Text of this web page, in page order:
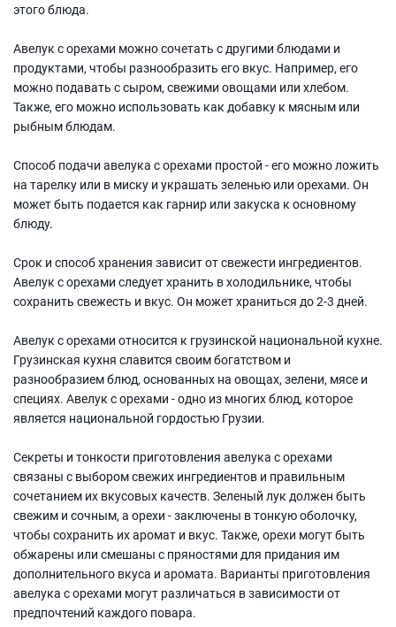
этого блюда.
Авелук с орехами можно сочетать с другими блюдами и
продуктами, чтобы разнообразить его вкус. Например, его
можно подавать с сыром, свежими овощами или хлебом.
Также, его можно использовать как добавку к мясным или
рыбным блюдам.
Способ подачи авелука с орехами простой - его можно ложить
на тарелку или в миску и украшать зеленью или орехами. Он
может быть подается как гарнир или закуска к основному
блюду.
Срок и способ хранения зависит от свежести ингредиентов.
Авелук с орехами следует хранить в холодильнике, чтобы
сохранить свежесть и вкус. Он может храниться до 2-3 дней.
Авелук с орехами относится к грузинской национальной кухне.
Грузинская кухня славится своим богатством и
разнообразием блюд, основанных на овощах, зелени, мясе и
специях. Авелук с орехами - одно из многих блюд, которое
является национальной гордостью Грузии.
Секреты и тонкости приготовления авелука с орехами
связаны с выбором свежих ингредиентов и правильным
сочетанием их вкусовых качеств. Зеленый лук должен быть
свежим и сочным, а орехи - заключены в тонкую оболочку,
чтобы сохранить их аромат и вкус. Также, орехи могут быть
обжарены или смешаны с пряностями для придания им
дополнительного вкуса и аромата. Варианты приготовления
авелука с орехами могут различаться в зависимости от
предпочтений каждого повара.